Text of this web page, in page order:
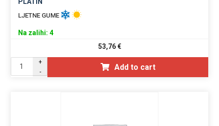
PLATIN
LJETNE GUME
Na zalihi: 4
53,76€
+
-
Add to cart